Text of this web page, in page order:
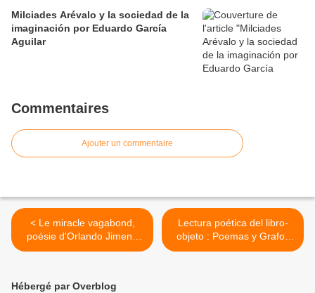
Milciades Arévalo y la sociedad de la
imaginación por Eduardo García
Aguilar
Commentaires
Ajouter un commentaire
< Le miracle vagabond,
poésie d'Orlando Jimeno
Grendi
Lectura poética del libro-
objeto : Poemas y Grafos
de errancia >
Hébergé par Overblog